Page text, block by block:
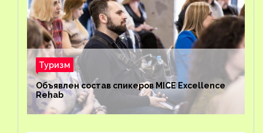
Туризм
Объявлен состав спикеров MICE Excellence
Rehab